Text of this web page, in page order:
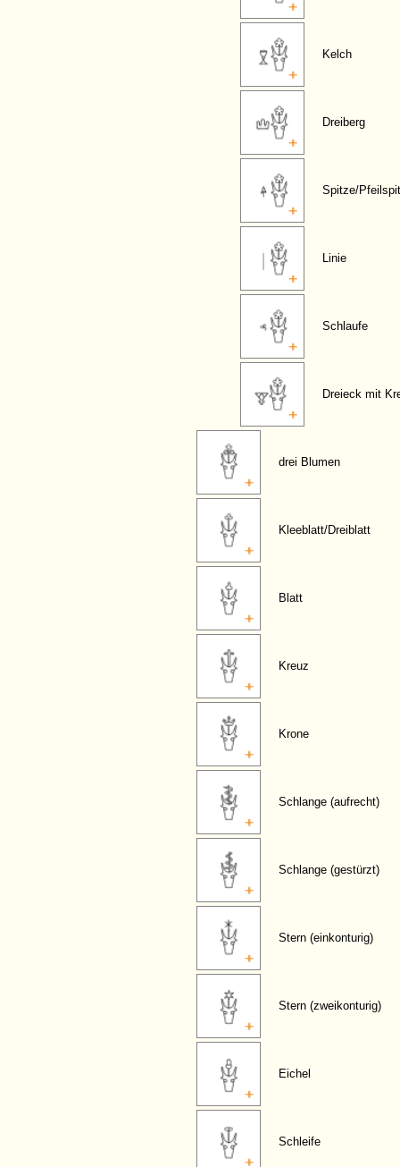
Kelch
Dreiberg
Spitze/
Linie
Schlaufe
Dreieck mit
drei Blumen
Kleeblatt/Dreiblatt
Blatt
Kreuz
Krone
Schlange (aufrecht)
Schlange (gestürzt)
Stern (einkonturig)
Stern (zweikonturig)
Eichel
Schleife